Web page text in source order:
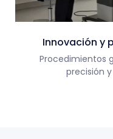
Innovación y
Procedimientos
precisión